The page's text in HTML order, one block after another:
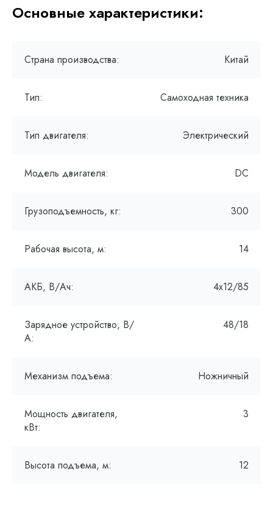
Основные характеристики:
Страна производства: Китай
Тип: Самоходная техника
Тип двигателя: Электрический
Модель двигателя: DC
Грузоподъемность, кг: 300
Рабочая высота, м: 14
АКБ, В/Ач: 4х12/85
Зарядное устройство, В/
А:
48/18
Механизм подъема: Ножничный
Мощность двигателя,
кВт:
3
Высота подъема, м: 12